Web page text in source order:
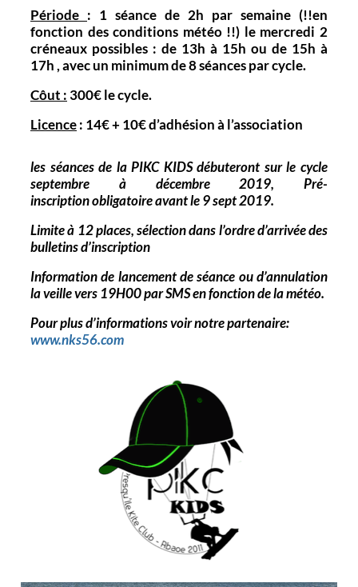
Période : 1 séance de 2h par semaine (!!en
fonction des conditions météo !!) le mercredi 2
créneaux possibles : de 13h à 15h ou de 15h à
17h , avec un minimum de 8 séances par cycle.
Côut : 300€ le cycle.
Licence: 14€ + 10€ d’adhésion à l’association
les séances de la PIKC KIDS débuteront sur le cycle
septembre à décembre 2019, Pré-
inscription obligatoire avant le 9 sept 2019.
Limite à 12 places,sélectiondans l’ordre d’arrivée des
bulletins d’inscription
Information de lancement de séance ou d’annulation
la veille vers 19H00 par SMS en fonction de la météo.
Pour plus d’informations voir notre partenaire:
www.nks56.com